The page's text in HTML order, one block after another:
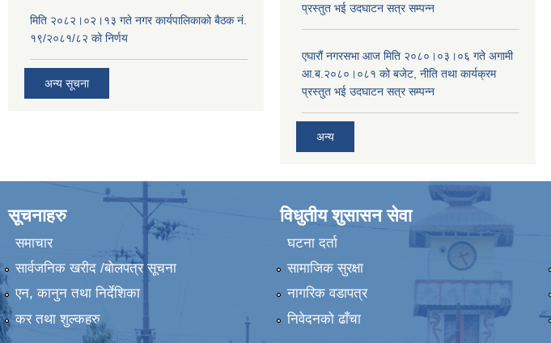
मिति २०८२।०२।१३ गते नगर कार्यपालिकाको बैठक नं.
१९/२०८१/८२ को निर्णय
अन्य सूचना
प्रस्तुत भई उदघाटन सत्र सम्पन्न
एघारौं नगरसभा आज मिति २०८०।०३।०६ गते अगामी
आ.ब.२०८०।०८१ को बजेट, नीति तथा कार्यक्रम
प्रस्तुत भई उदघाटन सत्र सम्पन्न
अन्य
सूचनाहरु
समाचार
सार्वजनिक खरीद /बोलपत्र सूचना
एन, कानुन तथा निर्देशिका
कर तथा शुल्कहरु
विधुतीय शुसासन सेवा
घटना दर्ता
सामाजिक सुरक्षा
नागरिक वडापत्र
निवेदनको ढाँचा